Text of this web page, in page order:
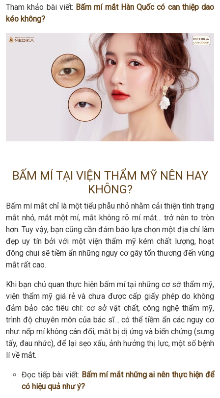
Tham khảo bài viết: Bấm mí mắt Hàn Quốc có can thiệp dao
kéo không?
BẤM MÍ TẠI VIỆN THẨM MỸ NÊN HAY
KHÔNG?
Bấm mí mắt chỉ là một tiểu phẫu nhỏ nhằm cải thiện tình trạng
mắt nhỏ, mắt một mí, mắt không rõ mí mắt… trở nên to tròn
hơn. Tuy vậy, bạn cũng cần đảm bảo lựa chọn một địa chỉ làm
đẹp uy tín bởi với một viện thẩm mỹ kém chất lượng, hoạt
đông chui sẽ tiềm ẩn những nguy cơ gây tổn thương đến vùng
mắt rất cao.
Khi bạn chủ quan thực hiện bấm mí tại những cơ sở thẩm mỹ,
viện thẩm mỹ giá rẻ và chưa được cấp giấy phép do không
đảm bảo các tiêu chí: cơ sở vật chất, công nghệ thẩm mỹ,
trình độ chuyên môn của bác sĩ… có thể tiềm ẩn các nguy cơ
như: nếp mí không cân đối, mắt bị dị ứng và biến chứng (sưng
tấy, đau nhức), để lại sẹo xấu, ảnh hưởng thị lực, một số bệnh
lí về mắt.
Đọc tiếp bài viết: Bấm mí mắt những ai nên thực hiện để
có hiệu quả như ý?